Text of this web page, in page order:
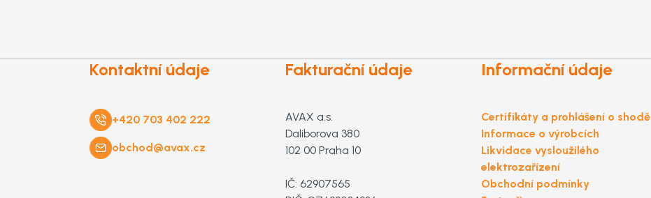
Kontaktní údaje
+420 703 402 222
obchod@avax.cz
Fakturační údaje
AVAX a.s.
Daliborova 380
102 00 Praha 10
IČ: 62907565
Informační údaje
Certifikáty a prohlášení o shodě
Informace o výrobcích
Likvidace vysloužilého
elektrozařízení
Obchodní podmínky